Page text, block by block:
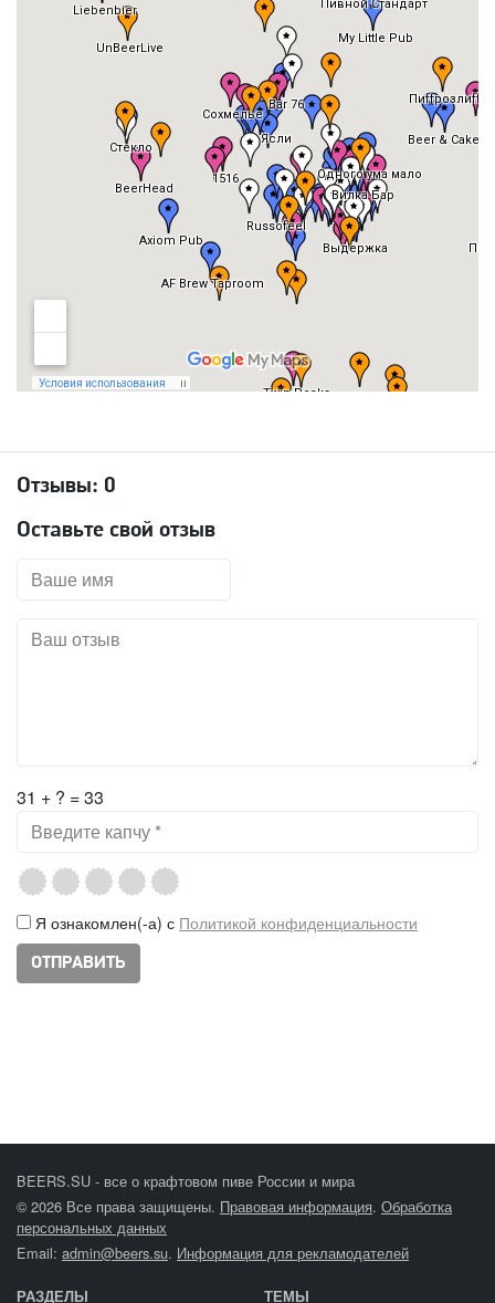
Отзывы: 0
Оставьте свой отзыв
31 + ? = 33
Я ознакомлен(-а) с Политикой конфиденциальности
BEERS.SU - все о крафтовом пиве России и мира
© 2026 Все права защищены. Правовая информация. Обработка
персональных данных
Email: admin@beers.su. Информация для рекламодателей
РАЗДЕЛЫ ТЕМЫ